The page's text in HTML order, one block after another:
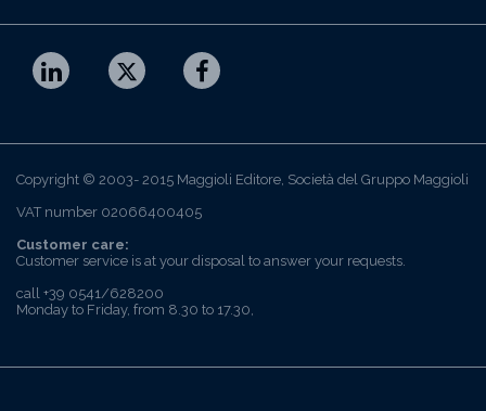
Copyright © 2003- 2015 Maggioli Editore, Società del Gruppo Maggioli
VAT number 02066400405
Customer care:
Customer service is at your disposal to answer your requests.
call +39 0541/628200
Monday to Friday, from 8.30 to 17.30,